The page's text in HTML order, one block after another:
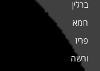
ברלין
רומא
פריז
ורשה